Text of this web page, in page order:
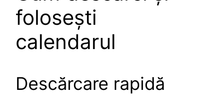
folosești
calendarul
Descărcare rapidă